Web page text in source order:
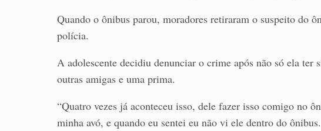
Quando o ônibus parou, moradores retiraram o suspeito do
polícia.
A adolescente decidiu denunciar o crime após não só ela ter
outras amigas e uma prima.
“Quatro vezes já aconteceu isso, dele fazer isso comigo no
minha avó, e quando eu sentei eu não vi ele dentro do